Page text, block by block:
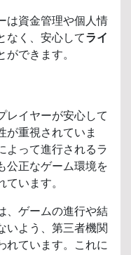
は資金管理や個人情
なく、安心してライ
ができます。
レイヤーが安心して
が重視されていま
よって進行されるラ
公正なゲーム環境を
います。
、ゲームの進行や結
いよう、第三者機関
れています。これに